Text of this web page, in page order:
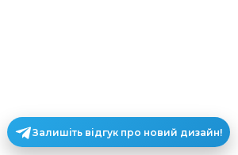
Залишіть відгук про новий дизайн!